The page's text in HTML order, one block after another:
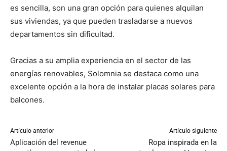
es sencilla, son una gran opción para quienes alquilan
sus viviendas, ya que pueden trasladarse a nuevos
departamentos sin dificultad.
Gracias a su amplia experiencia en el sector de las
energías renovables, Solomnia se destaca como una
excelente opción a la hora de instalar placas solares para
balcones.
Artículo anterior
Aplicación del revenue
Artículo siguiente
Ropa inspirada en la